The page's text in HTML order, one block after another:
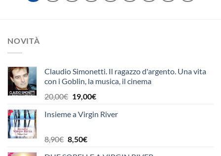
NOVITÀ
Claudio Simonetti. Il ragazzo d'argento. Una vita
con i Goblin, la musica, il cinema
20,00€ Il
originale
20,00€.
19,00€Il
attuale
Insieme a Virgin River
8,90€ Il
8,50€Il